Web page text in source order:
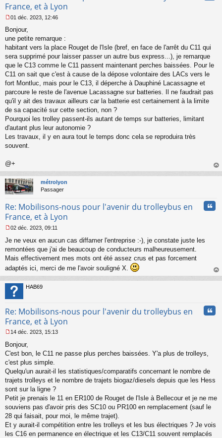
France, et à Lyon
e
s
s
g
e
n
o
n
u
01 déc. 2023, 12:46
Bonjour,
une petite remarque :
habitant vers la place Rouget de l'Isle (bref, en face de l'arrêt du C11 qui
sera supprimé pour laisser passer un autre bus express...), je remarque
que le C13 comme le C11 passent maintenant perches baissées. Pour le
C11 on sait que c'est à cause de la dépose volontaire des LACs vers le
fort Montluc, mais pour le C13, il déperche à Dauphiné Lacassagne et
parcoure le reste de l'avenue Lacassagne sur batteries. Il ne faudrait pas
qu'il y ait des travaux ailleurs car la batterie est certainement à la limite
de sa capacité sur cette section, non ?
Pourquoi les trolley passent-ils autant de temps sur batteries, limitant
d'autant plus leur autonomie ?
Les travaux, il y en aura tout le temps donc cela se reproduira très
souvent.
@+
au
métrolyon
Passager
Re: Mobilisons-nous pour l'avenir du trolleybus en
France, et à Lyon
e
s
g
n
o
n
u
02 déc. 2023, 09:11
Je ne veux en aucun cas diffamer l'entreprise :-), je constate juste les
remontées que j'ai de beaucoup de conducteurs malheureusement.
Mais effectivement mes mots ont été assez crus et pas forcement
adaptés ici, merci de me l'avoir souligné X.
au
HAB69
Re: Mobilisons-nous pour l'avenir du trolleybus en
France, et à Lyon
e
s
g
e
n
o
u
14 déc. 2023, 15:13
Bonjour,
C'est bon, le C11 ne passe plus perches baissées. Y'a plus de trolleys,
c'est plus simple.
Quelqu'un aurait-il les statistiques/comparatifs concernant le nombre de
trajets trolleys et le nombre de trajets biogaz/diesels depuis que les Hess
sont sur la ligne ?
Petit je prenais le 11 en ER100 de Rouget de l'Isle à Bellecour et je ne me
souviens pas d'avoir pris des SC10 ou PR100 en remplacement (sauf le
28 qui faisait, pour moi, le même trajet).
Et y aurait-il compétition entre les trolleys et les bus électriques ? Je vois
les C16 en permanence en électrique et les C13/C11 souvent remplacés